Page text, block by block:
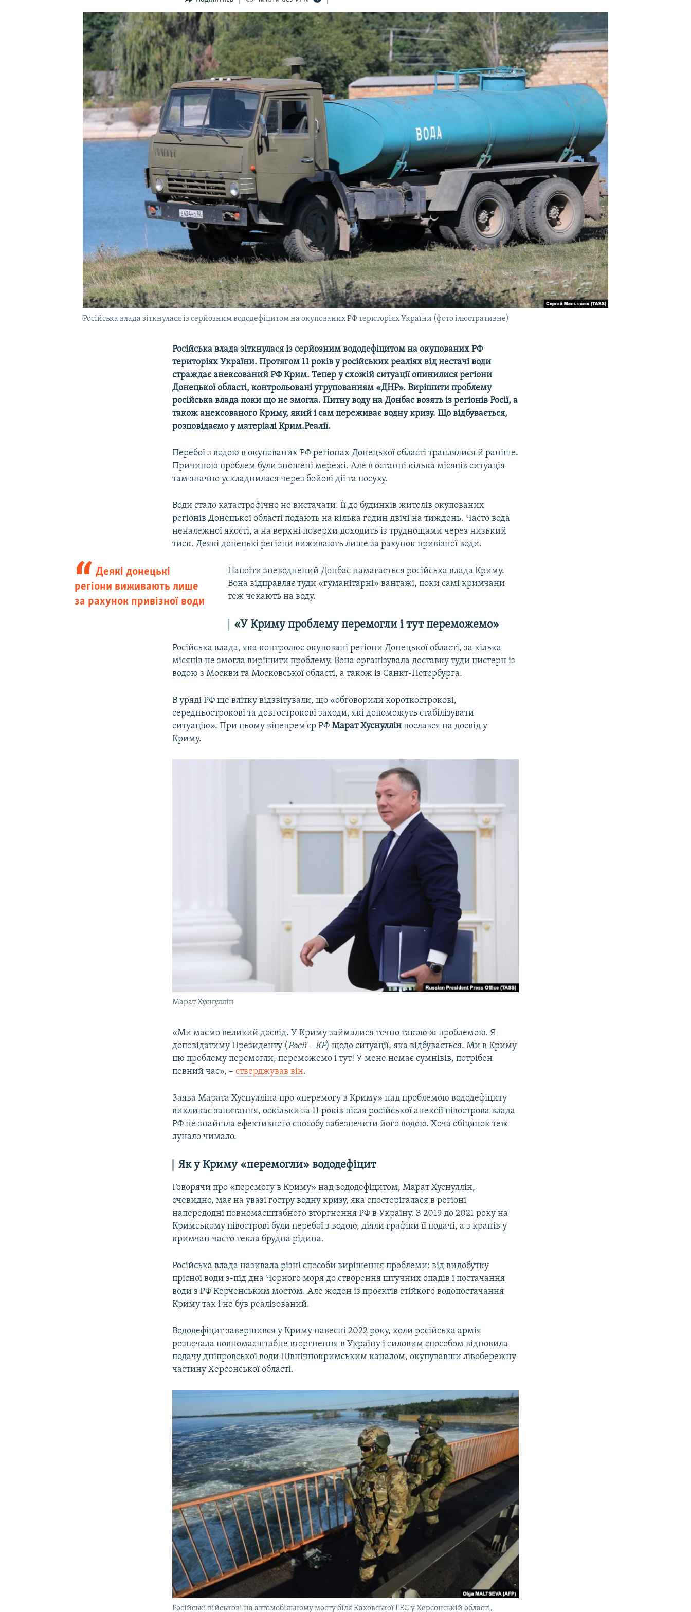
УКРАЇНСЬКА ПРОБЛЕМА КРИМУ
Російська влада зіткнулася із серйозним вододефіцитом на окупованих РФ територіях України (фото ілюстративне)
Російська влада зіткнулася із серйозним вододефіцитом на окупованих РФ
територіях України. Протягом 11 років у російських реаліях від нестачі води
страждає анексований РФ Крим. Тепер у схожій ситуації опинилися регіони
Донецької області, контрольовані угрупованням «ДНР». Вирішити проблему
російська влада поки що не змогла. Питну воду на Донбас возять із регіонів Росії, а
також анексованого Криму, який і сам переживає водну кризу. Що відбувається,
розповідаємо у матеріалі Крим.Реалії.
Перебої з водою в окупованих РФ регіонах Донецької області траплялися й раніше.
Причиною проблем були зношені мережі. Але в останні кілька місяців ситуація
там значно ускладнилася через бойові дії та посуху.
Води стало катастрофічно не вистачати. Її до будинків жителів окупованих
регіонів Донецької області подають на кілька годин двічі на тиждень. Часто вода
неналежної якості, а на верхні поверхи доходить із труднощами через низький
тиск. Деякі донецькі регіони виживають лише за рахунок привізної води.
Деякі донецькі
регіони виживають лише
за рахунок привізної води
Напоїти зневоднений Донбас намагається російська влада Криму.
Вона відправляє туди «гуманітарні» вантажі, поки самі кримчани
теж чекають на воду.
«У Криму проблему перемогли і тут переможемо»
Російська влада, яка контролює окуповані регіони Донецької області, за кілька
місяців не змогла вирішити проблему. Вона організувала доставку туди цистерн із
водою з Москви та Московської області, а також із Санкт-Петербурга.
В уряді РФ ще влітку відзвітували, що «обговорили короткострокові,
середньострокові та довгострокові заходи, які допоможуть стабілізувати
ситуацію». При цьому віцепрем'єр РФМарат Хуснуллін послався на досвід у
Криму.
Марат Хуснуллін
«Ми маємо великий досвід. У Криму займалися точно такою ж проблемою. Я
доповідатиму Президенту (Росії – КР) щодо ситуації, яка відбувається. Ми в Криму
цю проблему перемогли, переможемо і тут! У мене немає сумнівів, потрібен
певний час», –стверджував він.
Заява Марата Хуснулліна про «перемогу в Криму» над проблемою вододефіциту
викликає запитання, оскільки за 11 років після російської анексії півострова влада
РФ не знайшла ефективного способу забезпечити його водою. Хоча обіцянок теж
лунало чимало.
Як у Криму «перемогли» вододефіцит
Говорячи про «перемогу в Криму» над вододефіцитом, Марат Хуснуллін,
очевидно, має на увазі гостру водну кризу, яка спостерігалася в регіоні
напередодні повномасштабного вторгнення РФ в Україну. З 2019 до 2021 року на
Кримському півострові були перебої з водою, діяли графіки її подачі, а з кранів у
кримчан часто текла брудна рідина.
Російська влада називала різні способи вирішення проблеми: від видобутку
прісної води з-під дна Чорного моря до створення штучних опадів і постачання
води з РФ Керченським мостом. Але жоден із проєктів стійкого водопостачання
Криму так і не був реалізований.
Вододефіцит завершився у Криму навесні 2022 року, коли російська армія
розпочала повномасштабне вторгнення в Україну і силовим способом відновила
подачу дніпровської води Північнокримським каналом, окупувавши лівобережну
частину Херсонської області.
Російські військові на автомобільному мосту біля Каховської ГЕС у Херсонській області,